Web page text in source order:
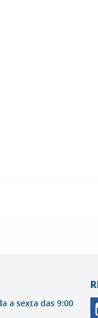
a sexta das 9:00